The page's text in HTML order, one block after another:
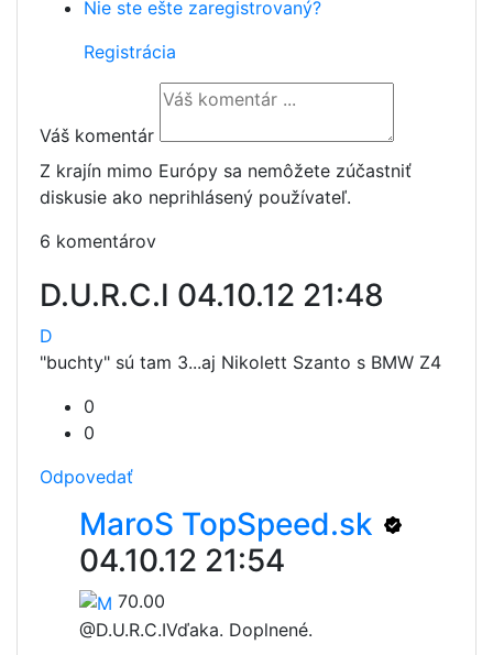
Nie ste ešte zaregistrovaný?
Registrácia
Váš komentár
Z krajín mimo Európy sa nemôžete zúčastniť
diskusie ako neprihlásený používateľ.
6 komentárov
D.U.R.C.I 04.10.12 21:48
D
"buchty" sú tam 3...aj Nikolett Szanto s BMW Z4
0
0
Odpovedať
MaroS TopSpeed.sk
04.10.12 21:54
70.00
@D.U.R.C.IVďaka. Doplnené.